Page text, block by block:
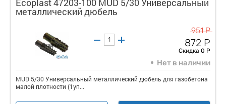
Ecoplast 47203-100 MUD 5/30 Универсальный
металлический дюбель
951 Р
872 Р
Скидка 0 Р
Нет в наличии
MUD 5/30 Универсальный металлический дюбель для газобетона
малой плотности (1уп...